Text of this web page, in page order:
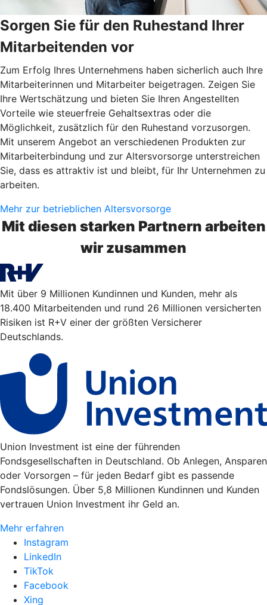
Sorgen Sie für den Ruhestand Ihrer
Mitarbeitenden vor
Zum Erfolg Ihres Unternehmens haben sicherlich auch Ihre
Mitarbeiterinnen und Mitarbeiter beigetragen. Zeigen Sie
Ihre Wertschätzung und bieten Sie Ihren Angestellten
Vorteile wie steuerfreie Gehaltsextras oder die
Möglichkeit, zusätzlich für den Ruhestand vorzusorgen.
Mit unserem Angebot an verschiedenen Produkten zur
Mitarbeiterbindung und zur Altersvorsorge unterstreichen
Sie, dass es attraktiv ist und bleibt, für Ihr Unternehmen zu
arbeiten.
Mehr zur betrieblichen Altersvorsorge
Mit diesen starken Partnern arbeiten
wir zusammen
Mit über 9 Millionen Kundinnen und Kunden, mehr als
18.400 Mitarbeitenden und rund 26 Millionen versicherten
Risiken ist R+V einer der größten Versicherer
Deutschlands.
Union Investment ist eine der führenden
Fondsgesellschaften in Deutschland. Ob Anlegen, Ansparen
oder Vorsorgen – für jeden Bedarf gibt es passende
Fondslösungen. Über 5,8 Millionen Kundinnen und Kunden
vertrauen Union Investment ihr Geld an.
Mehr erfahren
Instagram
LinkedIn
TikTok
Facebook
Xing